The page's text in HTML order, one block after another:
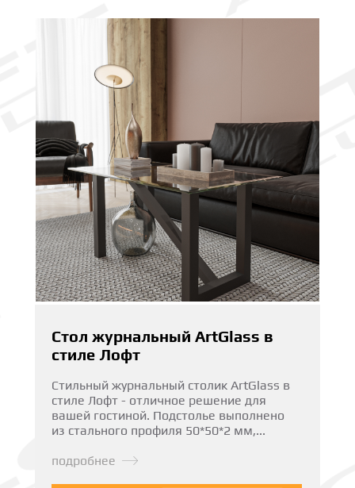
Стол журнальный ArtGlass в
стиле Лофт
Стильный журнальный столик ArtGlass в
стиле Лофт - отличное решение для
вашей гостиной. Подстолье выполнено
из стального профиля 50*50*2 мм,...
подробнее